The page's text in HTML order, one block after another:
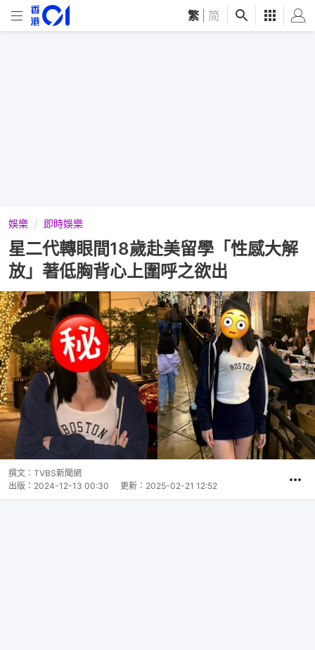
繁 简
娛樂 即時娛樂
星二代轉眼間18歲赴美留學「性感大解
放」著低胸背心上圍呼之欲出
撰文： TVBS新聞網
出版： 2024-12-13 00:30 更新： 2025-02-21 12:52